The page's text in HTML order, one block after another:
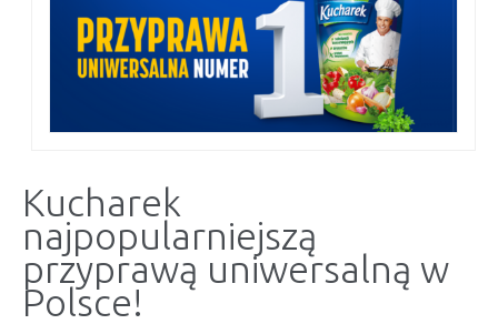
Kucharek
najpopularniejszą
przyprawą uniwersalną w
Polsce!